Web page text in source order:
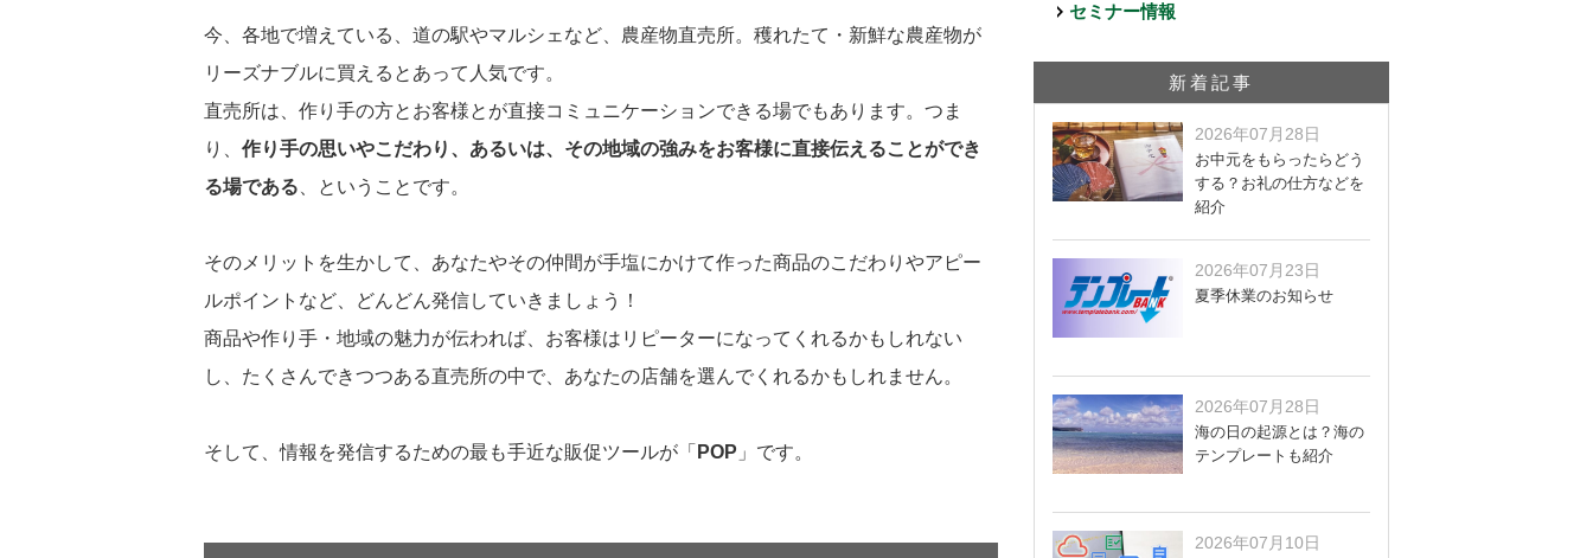
今、各地で増えている、道の駅やマルシェなど、農産物直売所。穫れたて・新鮮な農産物が
リーズナブルに買えるとあって人気です。
直売所は、作り手の方とお客様とが直接コミュニケーションできる場でもあります。つま
り、 作り手の思いやこだわり、あるいは、その地域の強みをお客様に直接伝えることができ
る場である 、ということです。
そのメリットを生かして、あなたやその仲間が手塩にかけて作った商品のこだわりやアピー
ルポイントなど、どんどん発信していきましょう！
商品や作り手・地域の魅力が伝われば、お客様はリピーターになってくれるかもしれない
し、たくさんできつつある直売所の中で、あなたの店舗を選んでくれるかもしれません。
そして、情報を発信するための最も手近な販促ツールが「 POP 」です。
セミナー情報
新着記事
2026年07月28日
お中元をもらったらどう
する？お礼の仕方などを
紹介
2026年07月23日
夏季休業のお知らせ
2026年07月28日
海の日の起源とは？海の
テンプレートも紹介
2026年07月10日